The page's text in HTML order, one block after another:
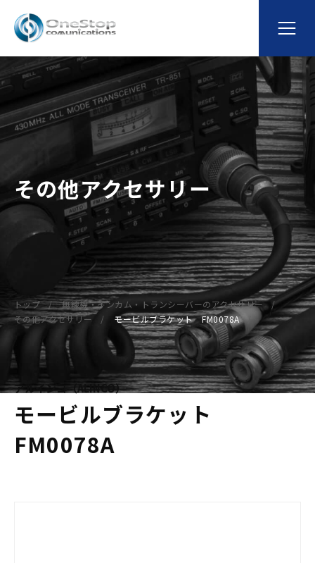
その他アクセサリー
トップ
無線機・インカム・トランシーバーのアクセサリー
その他アクセサリー
モービルブラケット FM0078A
アルインコ（ALINCO）
モービルブラケット
FM0078A